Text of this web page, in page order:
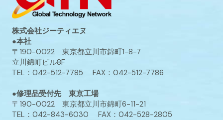
株式会社ジーティエヌ
●本社
〒190-0022 東京都立川市錦町1-8-7
立川錦町ビル8F
TEL：042-512-7785 FAX：042-512-7786
●修理品受付先 東京工場
〒190-0022 東京都立川市錦町6-11-21
TEL：042-843-6030 FAX：042-528-2805